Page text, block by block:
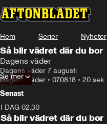
Hem Serier Nyheter
Så blir vädret där du bor
Dagens väder
Dagens väder 7 augusti
Dagens väder • 07.08.18 • 20 sek
Se mer
Senast
I DAG 02:30
Så blir vädret där du bor